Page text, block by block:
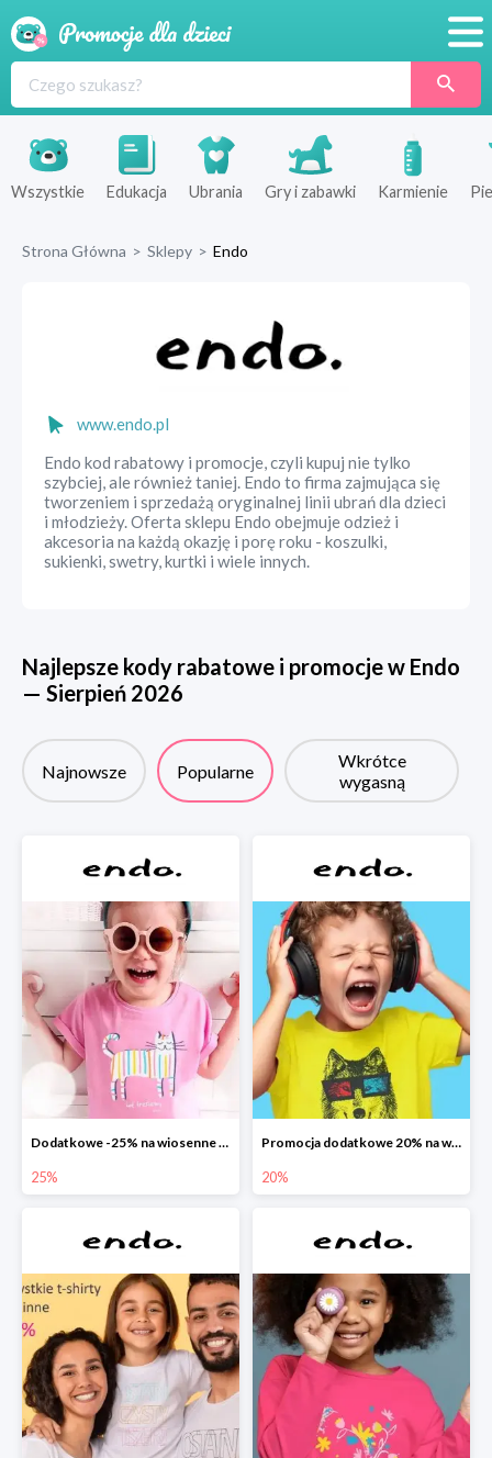
Produkty
Sklepy
Wszystkie Edukacja Ubrania Gry i zabawki Karmienie
Strona Główna > Sklepy > Endo
www.endo.pl
Endo kod rabatowy i promocje, czyli kupuj nie tylko
szybciej, ale również taniej. Endo to firma zajmująca się
tworzeniem i sprzedażą oryginalnej linii ubrań dla dzieci
i młodzieży. Oferta sklepu Endo obejmuje odzież i
akcesoria na każdą okazję i porę roku - koszulki,
sukienki, swetry, kurtki i wiele innych.
Najlepsze kody rabatowe i promocje w Endo
— Sierpień 2026
Najnowsze Popularne
Wkrótce
wygasną
Dodatkowe -25% na wiosenne nowości
25%
Promocja dodatkowe 20% na wszystko
20%